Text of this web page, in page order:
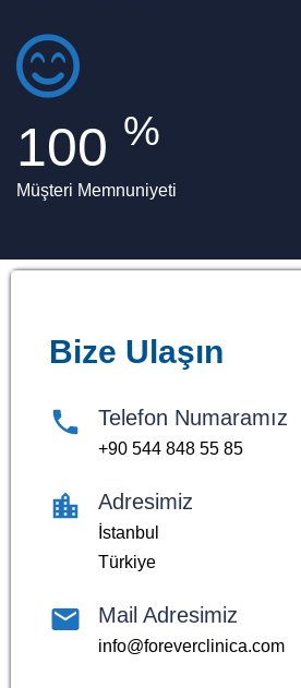
100 %
Müşteri Memnuniyeti
Bize Ulaşın
Telefon Numaramız
+90 544 848 55 85
Adresimiz
İstanbul
Türkiye
Mail Adresimiz
info@foreverclinica.com